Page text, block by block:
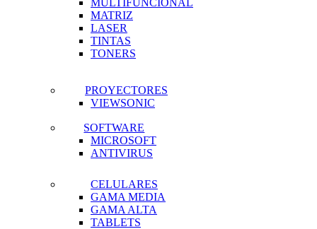
MULTIFUNCIONAL
MATRIZ
LASER
TINTAS
TONERS
PROYECTORES
VIEWSONIC
SOFTWARE
MICROSOFT
ANTIVIRUS
CELULARES
GAMA MEDIA
GAMA ALTA
TABLETS